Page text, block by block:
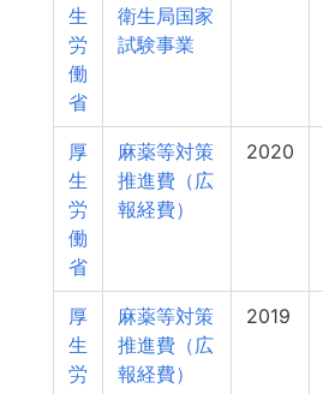
生
労
働
省
衛生局国家
試験事業
厚
生
労
働
省
麻薬等対策
推進費（広
報経費）
2020
厚
生
労
麻薬等対策
推進費（広
報経費）
2019